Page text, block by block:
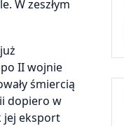
W zeszłym
II wojnie
śmiercią
dopiero w
jej eksport